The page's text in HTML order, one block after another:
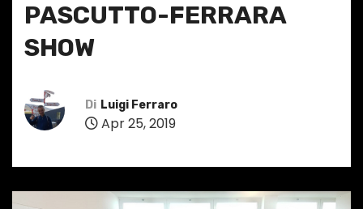
PASCUTTO-FERRARA
SHOW
Di Luigi Ferraro
Apr 25, 2019